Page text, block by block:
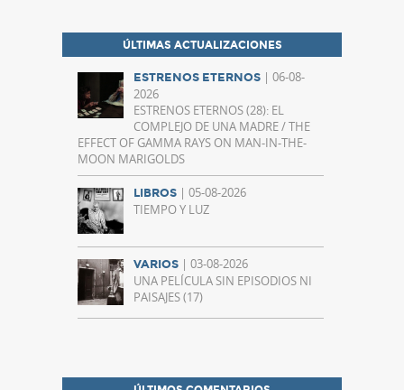
ÚLTIMAS ACTUALIZACIONES
ESTRENOS ETERNOS | 06-08-
2026
ESTRENOS ETERNOS (28): EL
COMPLEJO DE UNA MADRE / THE
EFFECT OF GAMMA RAYS ON MAN-IN-THE-
MOON MARIGOLDS
LIBROS | 05-08-2026
TIEMPO Y LUZ
VARIOS | 03-08-2026
UNA PELÍCULA SIN EPISODIOS NI
PAISAJES (17)